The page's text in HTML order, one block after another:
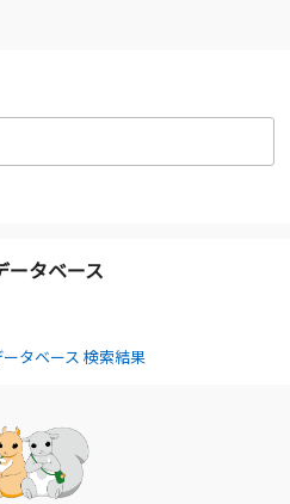
ータベース
タベース 検索結果